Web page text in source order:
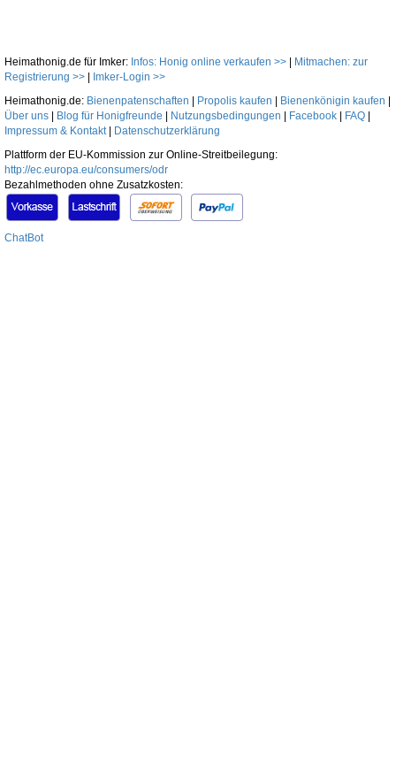
Heimathonig.de für Imker: Infos: Honig online verkaufen >>
Mitmachen: zur
Registrierung >>
Imker-Login >>
Heimathonig.de: Bienenpatenschaften Propolis kaufen Bienenkönigin kaufen
Über uns
Blog für Honigfreunde Nutzungsbedingungen Facebook FAQ
Impressum & Kontakt|
Datenschutzerklärung
Plattform der EU-Kommission zur Online-Streitbeilegung:
http://ec.europa.eu/consumers/odr
Bezahlmethoden ohne Zusatzkosten:
ChatBot